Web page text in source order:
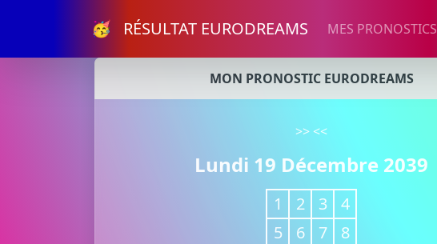
🥳 RÉSULTAT EURODREAMS MES PRONOSTICS
MON PRONOSTIC EURODREAMS
>> <<
Lundi 19 Décembre 2039
1 2 3
4
5
6 7
8